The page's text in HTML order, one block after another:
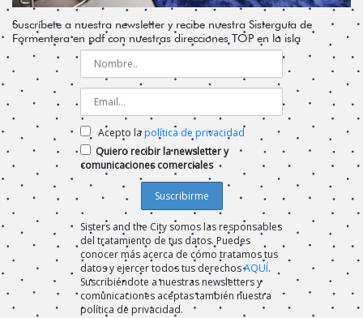
Suscríbete a nuestra newsletter y recibe nuestra Sisterguía de
Formentera en pdf con nuestras direcciones TOP en la isla
Acepto lapolítica de privacidad
Quiero recibir la newsletter y
comunicaciones comerciales
Sisters and the City somos las responsables
del tratamiento de tus datos. Puedes
conocer más acerca de cómo tratamos tus
datos y ejercer todos tus derechosAQUÍ.
Suscribiéndote a nuestras newsletters y
comunicaciones aceptas también nuestra
política de privacidad.